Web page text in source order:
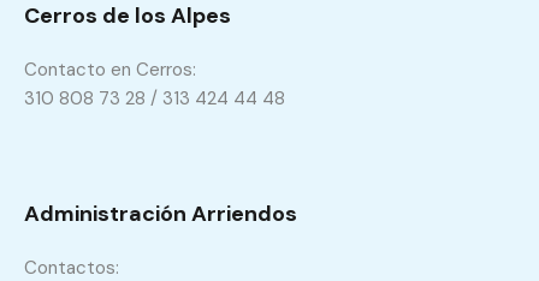
Cerros de los Alpes
Contacto en Cerros:
310 808 73 28 / 313 424 44 48
Administración Arriendos
Contactos: